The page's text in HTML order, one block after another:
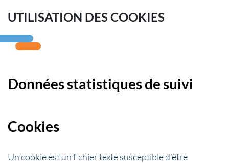
UTILISATION DES COOKIES
Données statistiques de suivi
Cookies
Un cookie est un fichier texte susceptible d’être